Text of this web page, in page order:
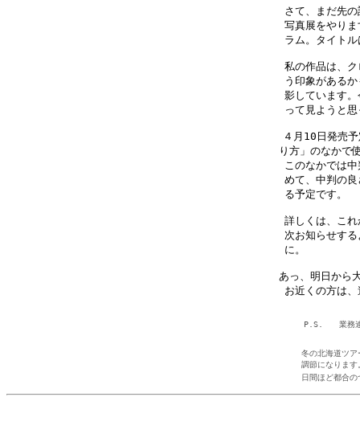
さて、まだ先
写真展をやり
ラム。タイト
私の作品は、
う印象がある
影しています
って見よ
４月10日発売
り方」のなかで
このなかでは
めて、中判の
る
詳しくは、こ
次お知らせす
あっ、明日から
お近くの方
P.S.　　業
冬の北海道ツア
調節になります
日間ほど都合